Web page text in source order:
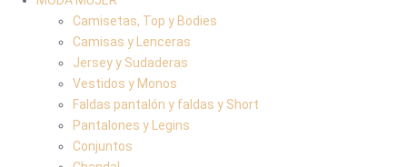
Camisetas, Top y Bodies
Camisas y Lenceras
Jersey y Sudaderas
Vestidos y Monos
Faldas pantalón y faldas y Short
Pantalones y Legins
Conjuntos